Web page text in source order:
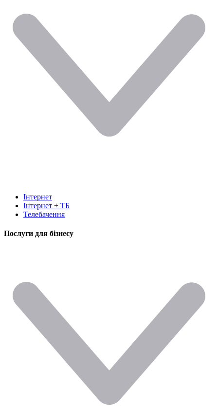
Інтернет
Інтернет + ТБ
Телебачення
Послуги для бізнесу